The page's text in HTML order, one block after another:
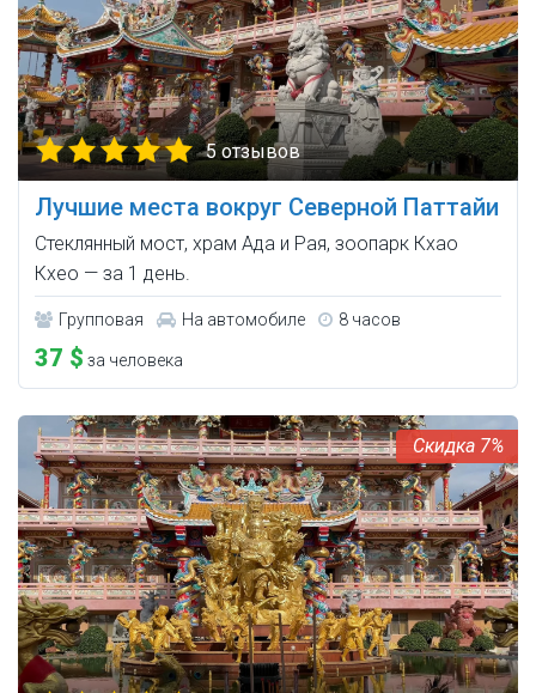
5 отзывов
Лучшие места вокруг Северной Паттайи
Стеклянный мост, храм Ада и Рая, зоопарк Кхао
Кхео — за 1 день.
Групповая На автомобиле 8 часов
37 $ за человека
7%